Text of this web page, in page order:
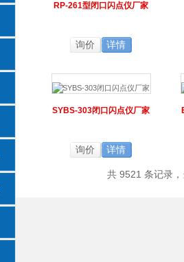
RP-261型闭口闪点仪厂家
询价 详情
SYBS-303闭口闪点仪厂家
询价 详情
共 9521 条记录